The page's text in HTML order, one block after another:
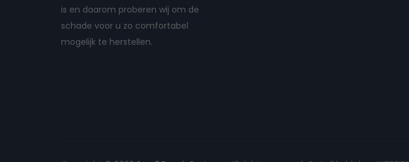
is en daarom proberen wij om de
schade voor u zo comfortabel
mogelijk te herstellen.